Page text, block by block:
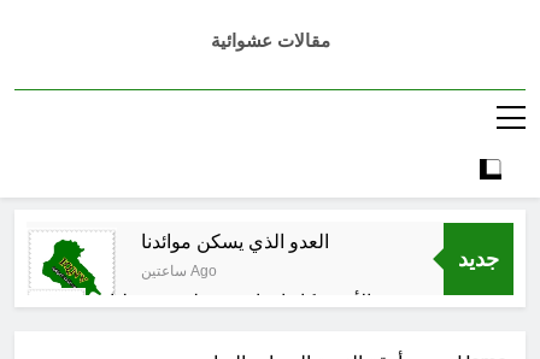
مقالات عشوائية
جديد
العدو الذي يسكن موائدنا
ساعتين Ago
بالأمس كانوا يراهنون على سقوطنا